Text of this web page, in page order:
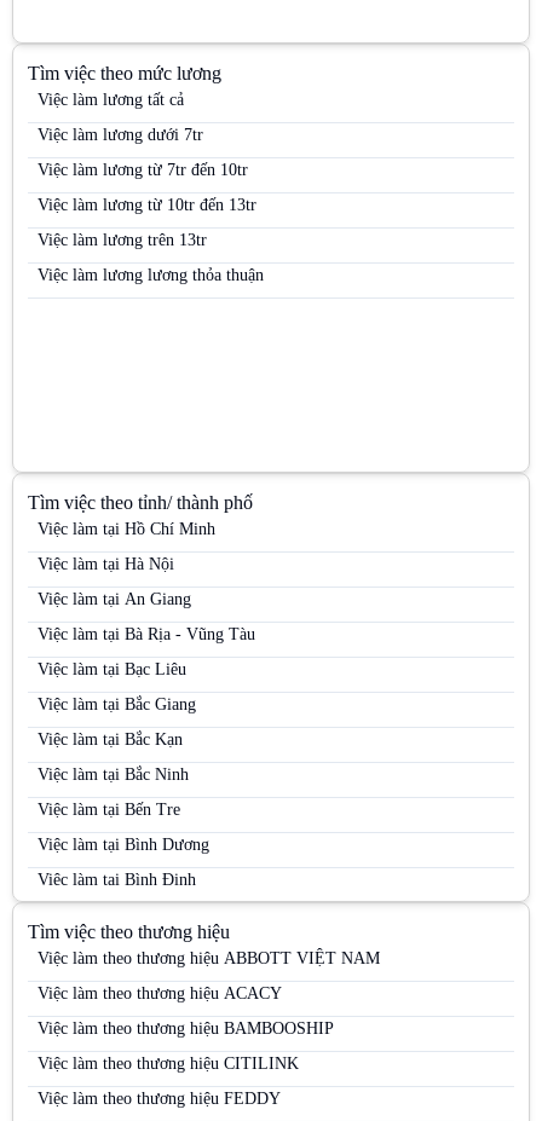
Việc làm Trưng bày
Việc làm Trưởng nhóm kinh doanh (Sales Team Leader)
Việc làm Trưởng nhóm PG
Việc làm Việc làm kho vận
Việc làm Việc làm sinh viên
Việc làm Việc làm thời vụ
Việc làm Việc làm văn phòng
Tìm việc theo mức lương
Việc làm lương tất cả
Việc làm lương dưới 7tr
Việc làm lương từ 7tr đến 10tr
Việc làm lương từ 10tr đến 13tr
Việc làm lương trên 13tr
Việc làm lương lương thỏa thuận
Tìm việc theo tỉnh/ thành phố
Việc làm tại Hồ Chí Minh
Việc làm tại Hà Nội
Việc làm tại An Giang
Việc làm tại Bà Rịa - Vũng Tàu
Việc làm tại Bạc Liêu
Việc làm tại Bắc Giang
Việc làm tại Bắc Kạn
Việc làm tại Bắc Ninh
Việc làm tại Bến Tre
Việc làm tại Bình Dương
Việc làm tại Bình Định
Việc làm tại Bình Thuận
Việc làm tại Cà Mau
Việc làm tại Cao Bằng
Việc làm tại Cần Thơ
Việc làm tại Đà Nẵng
Tìm việc theo thương hiệu
Việc làm theo thương hiệu ABBOTT VIỆT NAM
Việc làm theo thương hiệu ACACY
Việc làm theo thương hiệu BAMBOOSHIP
Việc làm theo thương hiệu CITILINK
Việc làm theo thương hiệu FEDDY